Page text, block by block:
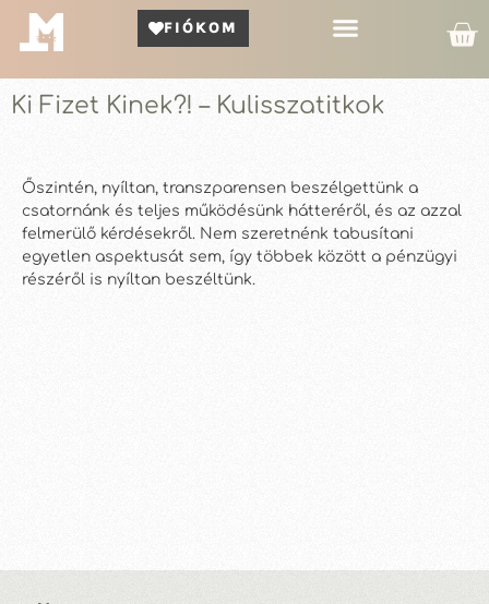
FIÓKOM
Ki Fizet Kinek?! – Kulisszatitkok
Őszintén, nyíltan, transzparensen beszélgettünk a
csatornánk és teljes működésünk hátteréről, és az azzal
felmerülő kérdésekről. Nem szeretnénk tabusítani
egyetlen aspektusát sem, így többek között a pénzügyi
részéről is nyíltan beszéltünk.